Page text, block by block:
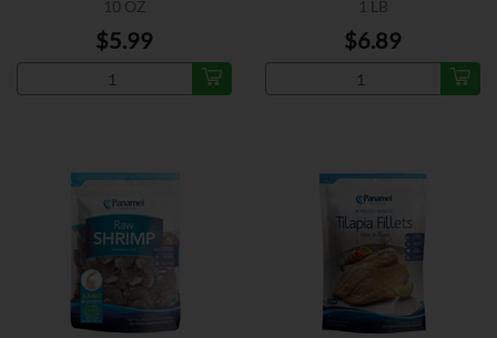
10 OZ
$5.99
1 LB
$6.89